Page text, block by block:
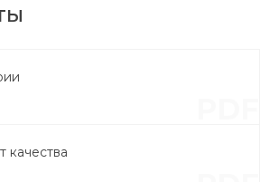
качества